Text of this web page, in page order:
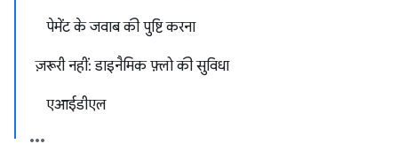
पेमेंट के जवाब की पुष्टि करना
ज़रूरी नहीं: डाइनैमिक फ़्लो की सुविधा
एआईडीएल